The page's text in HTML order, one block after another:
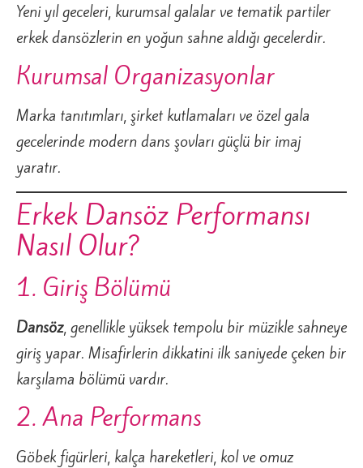
Yeni yıl geceleri, kurumsal galalar ve tematik partiler
erkek dansözlerin en yoğun sahne aldığı gecelerdir.
Kurumsal Organizasyonlar
Marka tanıtımları, şirket kutlamaları ve özel gala
gecelerinde modern dans şovları güçlü bir imaj
yaratır.
Erkek Dansöz Performansı
Nasıl Olur?
1. Giriş Bölümü
Dansöz, genellikle yüksek tempolu bir müzikle sahneye
giriş yapar. Misafirlerin dikkatini ilk saniyede çeken bir
karşılama bölümü vardır.
2. Ana Performans
Göbek figürleri, kalça hareketleri, kol ve omuz